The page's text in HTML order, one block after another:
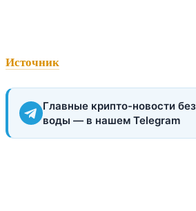
Источник
Главные крипто-новости без
воды — в нашем Telegram